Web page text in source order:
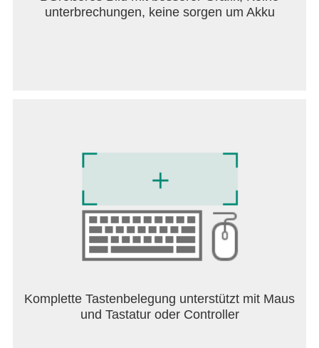
unterbrechungen, keine sorgen um Akku
Komplette Tastenbelegung unterstützt mit Maus
und Tastatur oder Controller